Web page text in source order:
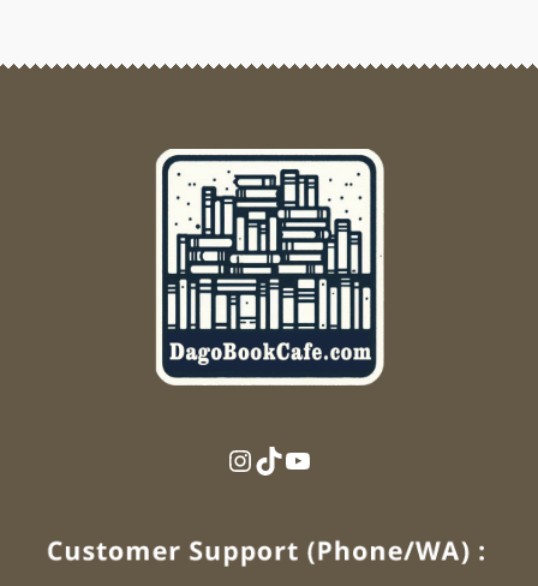
Instagram
TikTok
YouTube